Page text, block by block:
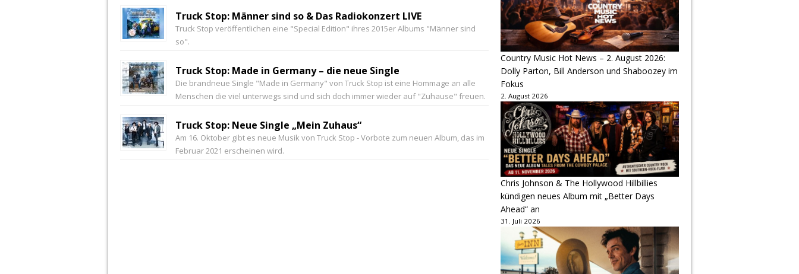
Truck Stop: Männer sind so & Das Radiokonzert LIVE
Truck Stop veröffentlichen eine "Special Edition" ihres 2015er Albums "Männer sind
so".
Truck Stop: Made in Germany – die neue Single
Die brandneue Single "Made in Germany" von Truck Stop ist eine Hommage an alle
Menschen die viel unterwegs sind und sich doch immer wieder auf "Zuhause" freuen.
Truck Stop: Neue Single „Mein Zuhaus“
Am 16. Oktober gibt es neue Musik von Truck Stop - Vorbote zum neuen Album, das im
Februar 2021 erscheinen wird.
Country Music Hot News – 2. August 2026:
Dolly Parton, Bill Anderson und Shaboozey im
Fokus
2. August 2026
Chris Johnson & The Hollywood Hillbillies
kündigen neues Album mit „Better Days
Ahead“ an
31. Juli 2026